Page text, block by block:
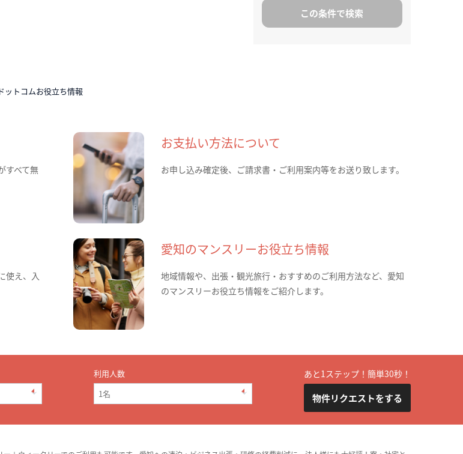
ットコムお役立ち情報
すべて無
お支払い方法について
お申し込み確定後、ご請求書・ご利用案内等をお送り致します。
使え、入
愛知のマンスリーお役立ち情報
地域情報や、出張・観光旅行・おすすめのご利用方法など、愛知
のマンスリーお役立ち情報をご紹介します。
利用人数 あと1ステップ！簡単30秒！
物件リクエストをする